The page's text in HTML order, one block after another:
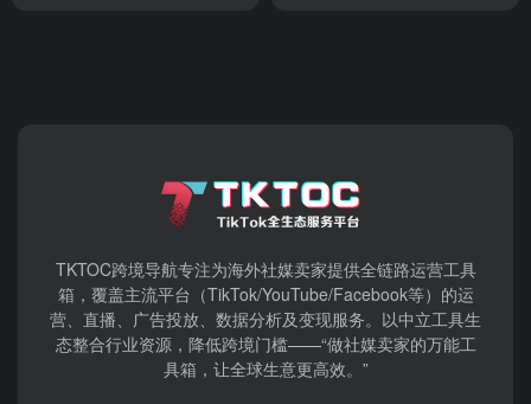
TKTOC跨境导航​专注为海外社媒卖家提供全链路运营工具
箱，覆盖主流平台（TikTok/YouTube/Facebook等）​的运
营、直播、广告投放、数据分析及变现服务。以中立工具生
态整合行业资源，降低跨境门槛——“做社媒卖家的万能工
具箱，让全球生意更高效。”